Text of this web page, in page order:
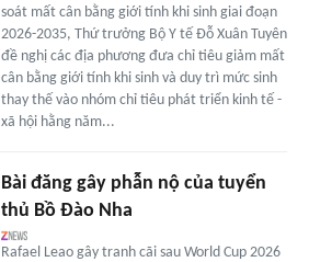
soát mất cân bằng giới tính khi sinh giai đoạn
2026-2035, Thứ trưởng Bộ Y tế Đỗ Xuân Tuyên
đề nghị các địa phương đưa chỉ tiêu giảm mất
cân bằng giới tính khi sinh và duy trì mức sinh
thay thế vào nhóm chỉ tiêu phát triển kinh tế -
xã hội hằng năm...
Bài đăng gây phẫn nộ của tuyển
thủ Bồ Đào Nha
Rafael Leao gây tranh cãi sau World Cup 2026